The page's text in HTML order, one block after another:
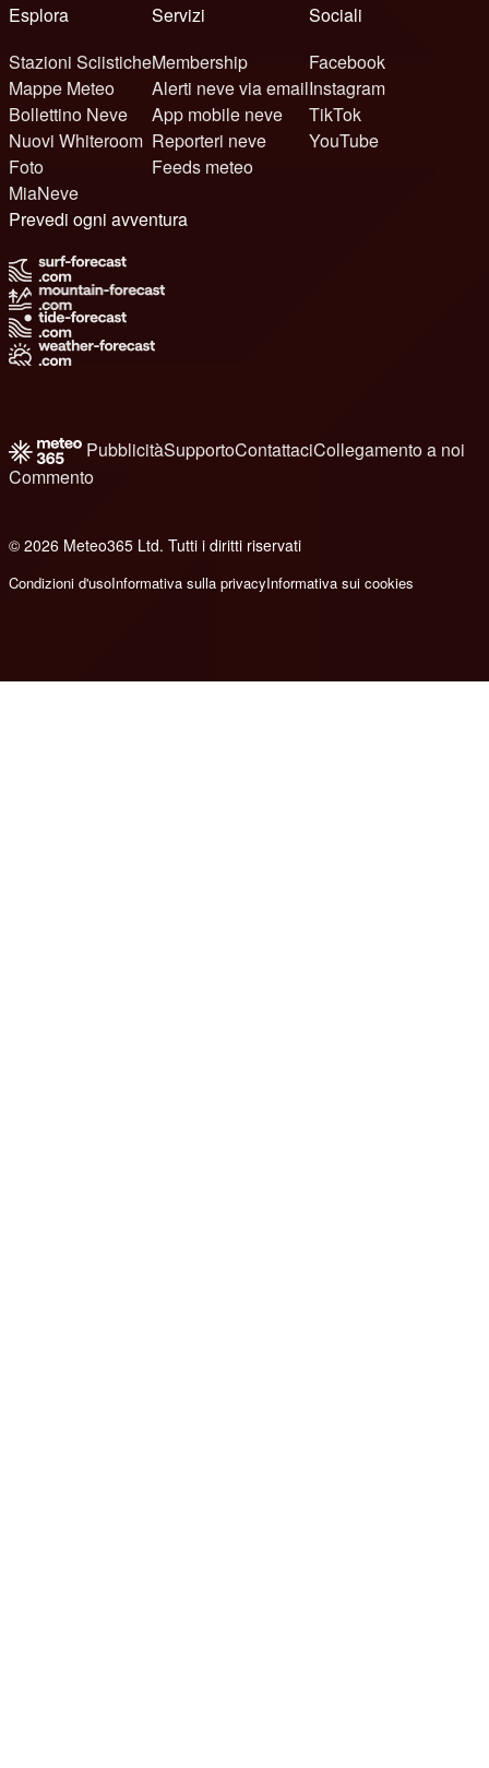
Esplora
Stazioni Sciistiche
Mappe Meteo
Bollettino Neve
Nuovi Whiteroom
Foto
MiaNeve
Servizi
Membership
Alerti neve via email
App mobile neve
Reporteri neve
Feeds meteo
Sociali
Facebook
Instagram
TikTok
YouTube
Prevedi ogni avventura
PubblicitàSupportoContattaciCollegamento a noi
Commento
© 2026 Meteo365 Ltd. Tutti i diritti riservati
Condizioni d'usoInformativa sulla privacyInformativa sui cookies